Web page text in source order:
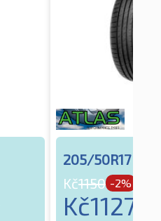
205/50R17 93V
Kč1150 -2%
Kč1127